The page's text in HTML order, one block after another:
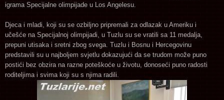
igrama Specijalne olimpijade u Los Angelesu.
Djeca i mladi, koji su se ozbiljno pripremali za odlazak u Ameriku i
učešće na Specijalnoj olimpijadi, u Tuzlu su se vratili sa 11 medalja,
prepuni utisaka i sretni zbog svega. Tuzlu i Bosnu i Hercegovinu
predstavili su u najboljem svjetlu dokazujući da se trudom može puno
postići bez obzira na razne poteškoće u životu, donoseći puno radosti
roditeljima i svima koji su s njima radili.